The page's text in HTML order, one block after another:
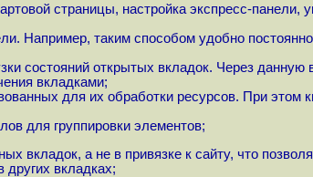
страницы, настройка экспресс-
Например, таким способом удобно
состояний открытых вкладок. Через данную
вкладками;
для их обработки ресурсов. При этом
для группировки элементов;
вкладок, а не в привязке к сайту, что
других вкладках;